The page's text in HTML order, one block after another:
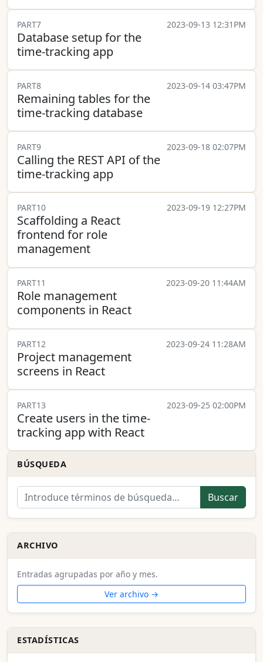
PART7
Database setup for the
time-tracking app
2023-09-13 12:31PM
PART8
Remaining tables for the
time-tracking database
2023-09-14 03:47PM
PART9
Calling the REST API of the
time-tracking app
2023-09-18 02:07PM
PART10
Scaffolding a React
frontend for role
management
2023-09-19 12:27PM
PART11
Role management
components in React
2023-09-20 11:44AM
PART12
Project management
screens in React
2023-09-24 11:28AM
PART13
Create users in the time-
tracking app with React
2023-09-25 02:00PM
BÚSQUEDA
Buscar
ARCHIVO
Entradas agrupadas por año y mes.
Ver archivo →
ESTADÍSTICAS